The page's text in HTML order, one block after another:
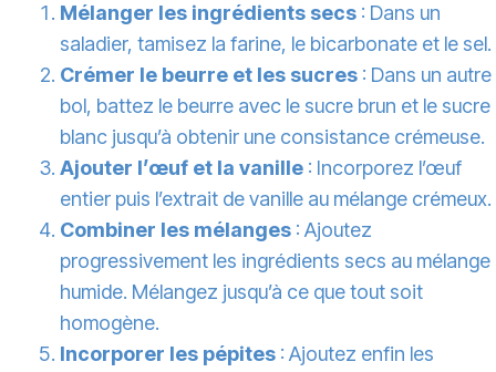
Mélanger les ingrédients secs : Dans un
saladier, tamisez la farine, le bicarbonate et le sel.
Crémer le beurre et les sucres : Dans un autre
bol, battez le beurre avec le sucre brun et le sucre
blanc jusqu’à obtenir une consistance crémeuse.
Ajouter l’œuf et la vanille : Incorporez l’œuf
entier puis l’extrait de vanille au mélange crémeux.
Combiner les mélanges : Ajoutez
progressivement les ingrédients secs au mélange
humide. Mélangez jusqu’à ce que tout soit
homogène.
Incorporer les pépites : Ajoutez enfin les